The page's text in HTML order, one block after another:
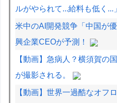
ルがやられて...給料も低く...」
米中のAI開発競争「中国が
興企業CEOが予測！
【動画】急病人？横須賀の
が撮影される。
【動画】世界一過酷なオフ